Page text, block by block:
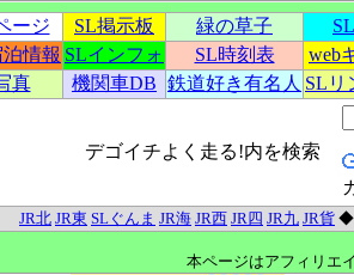
ージ SL掲示板 緑の草子
情報 SLインフォ SL時刻表
web
真
機関車DB 鉄道好き有名人 SLリ
デゴイチよく走る!内を検索
JR北 JR東 SLぐんま JR海 JR西 JR四 JR九 JR貨
本ページはアフィリエ